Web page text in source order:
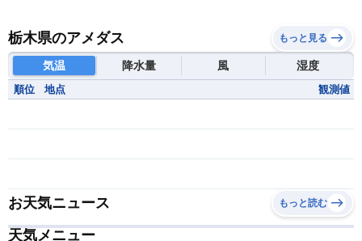
栃木県のアメダス もっと見る
気温 降水量 風 湿度
順位 地点 観測値
お天気ニュース もっと読む
天気メニュー